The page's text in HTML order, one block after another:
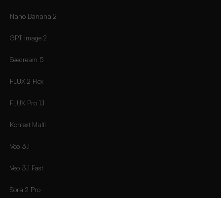
Nano Banana 2
GPT Image 2
Seedream 5
FLUX 2 Flex
FLUX Pro 1.1
Kontext Multi
Veo 3.1
Veo 3.1 Fast
Sora 2 Pro